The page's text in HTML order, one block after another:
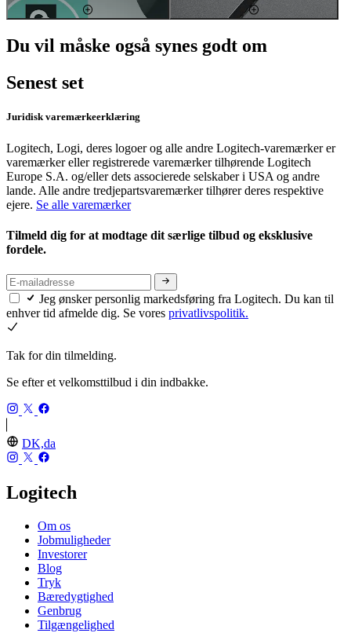
Du vil måske også synes godt om
Senest set
Juridisk varemærkeerklæring
Logitech, Logi, deres logoer og alle andre Logitech-varemærker er
varemærker eller registrerede varemærker tilhørende Logitech
Europe S.A. og/eller dets associerede selskaber i USA og andre
lande. Alle andre tredjepartsvaremærker tilhører deres respektive
ejere. Se alle varemærker
Tilmeld dig for at modtage dit særlige tilbud og eksklusive
fordele.
Jeg ønsker personlig markedsføring fra Logitech. Du kan til
enhver tid afmelde dig. Se vores privatlivspolitik.
Tak for din tilmelding.
Se efter et velkomsttilbud i din indbakke.
DK,da
Logitech
Om os
Jobmuligheder
Investorer
Blog
Tryk
Bæredygtighed
Genbrug
Tilgængelighed